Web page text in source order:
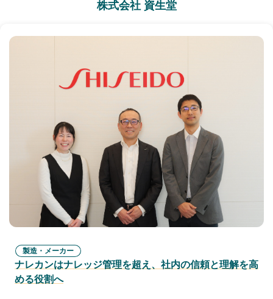
株式会社 資生堂
製造・メーカー
ナレカンはナレッジ管理を超え、社内の信頼と理解を高
める役割へ